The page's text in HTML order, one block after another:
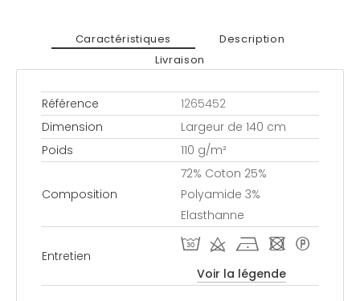
Caractéristiques
Description
Livraison
Référence
1265452
Dimension
Largeur de 140 cm
Poids
110 g/m²
Composition
72% Coton 25%
Polyamide 3%
Elasthanne
Entretien
T d h - *
Voir la légende